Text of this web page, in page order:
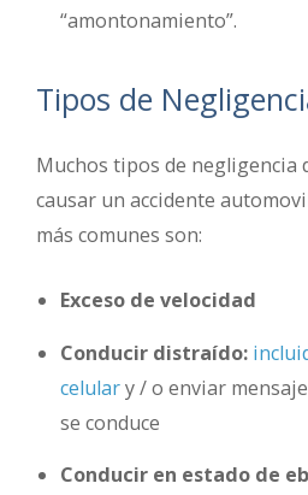
“amontonamiento”.
Tipos de
Muchos tipos de negligencia
causar un accidente
más comunes son:
Exceso de velocidad
Conducir distraído:
celulary / o enviar
se conduce
Conducir en estado de